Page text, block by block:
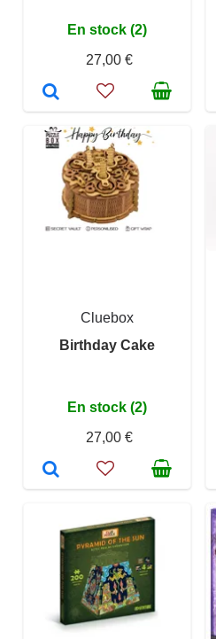
En stock (2)
27,00 €
Cluebox
Birthday Cake
En stock (2)
27,00 €